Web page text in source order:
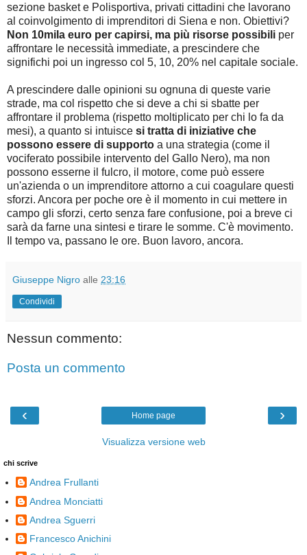
sezione basket e Polisportiva, privati cittadini che lavorano
al coinvolgimento di imprenditori di Siena e non. Obiettivi?
Non 10mila euro per capirsi, ma più risorse possibili per
affrontare le necessità immediate, a prescindere che
significhi poi un ingresso col 5, 10, 20% nel capitale sociale.
A prescindere dalle opinioni su ognuna di queste varie
strade, ma col rispetto che si deve a chi si sbatte per
affrontare il problema (rispetto moltiplicato per chi lo fa da
mesi), a quanto si intuisce si tratta di iniziative che
possono essere di supporto a una strategia (come il
vociferato possibile intervento del Gallo Nero), ma non
possono esserne il fulcro, il motore, come può essere
un'azienda o un imprenditore attorno a cui coagulare questi
sforzi. Ancora per poche ore è il momento in cui mettere in
campo gli sforzi, certo senza fare confusione, poi a breve ci
sarà da farne una sintesi e tirare le somme. C'è movimento.
Il tempo va, passano le ore. Buon lavoro, ancora.
Giuseppe Nigro alle 23:16
Condividi
Nessun commento:
Posta un commento
‹ ›
Home page
Visualizza versione web
chi scrive
Andrea Frullanti
Andrea Monciatti
Andrea Sguerri
Francesco Anichini